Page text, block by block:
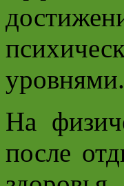
уровнями.
На
после